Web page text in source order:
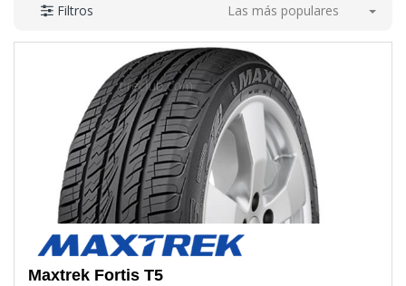
Filtros Las más populares
Maxtrek Fortis T5